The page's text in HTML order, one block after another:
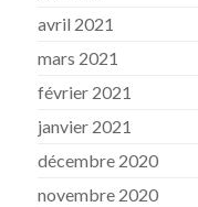
avril 2021
mars 2021
février 2021
janvier 2021
décembre 2020
novembre 2020